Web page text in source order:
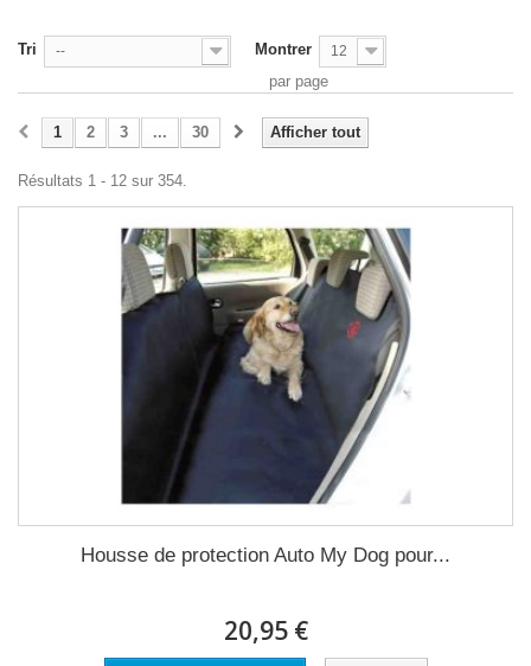
Tri -- Montrer 12
par page
Afficher tout
1 2 3 ... 30
Résultats 1 - 12 sur 354.
Housse de protection Auto My Dog pour...
20,95 €